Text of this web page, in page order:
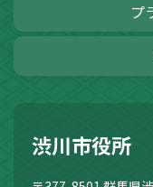
プ
渋川市役所